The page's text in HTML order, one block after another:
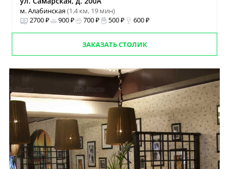
м. Алабинская(1.4 км, 19 мин)
2700 ₽
900 ₽ 700 ₽ 500 ₽ 600 ₽
ЗАКАЗАТЬ СТОЛИК